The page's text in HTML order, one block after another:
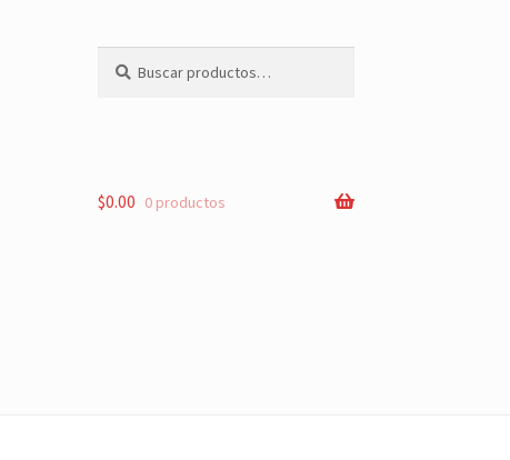
por:
$0.00 0 productos